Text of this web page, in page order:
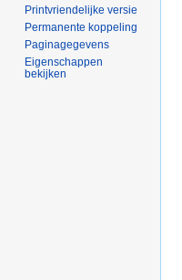
Printvriendelijke versie
Permanente koppeling
Paginagegevens
Eigenschappen
bekijken